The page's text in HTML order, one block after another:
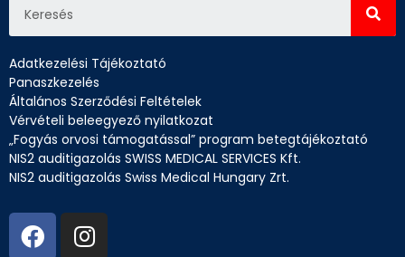
Adatkezelési Tájékoztató
Panaszkezelés
Általános Szerződési Feltételek
Vérvételi beleegyező nyilatkozat
„Fogyás orvosi támogatással” program betegtájékoztató
NIS2 auditigazolás SWISS MEDICAL SERVICES Kft.
NIS2 auditigazolás Swiss Medical Hungary Zrt.